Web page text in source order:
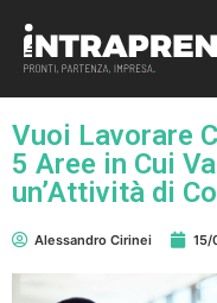
Vuoi Lavorare
5 Aree in Cui
un’Attività di
Alessandro Cirinei 15/